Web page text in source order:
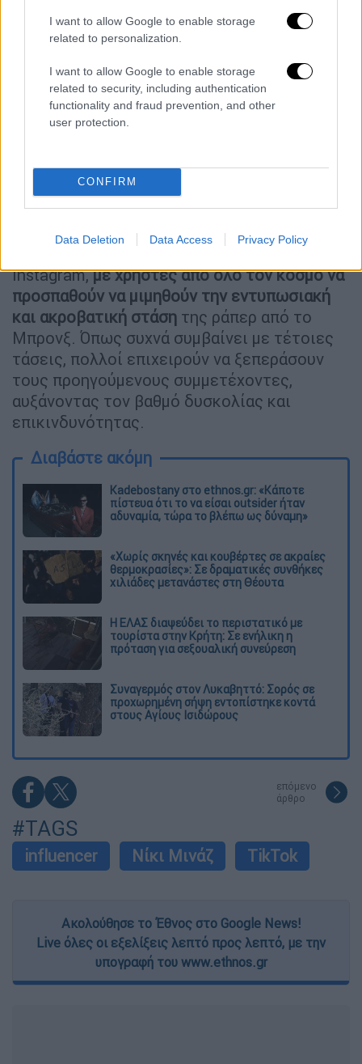
I want to allow Google to enable storage
related to personalization.
I want to allow Google to enable storage
related to security, including authentication
functionality and fraud prevention, and other
user protection.
CONFIRM
Data Deletion Data Access Privacy Policy
Ήταν η πρώτη μου προσπάθεια να
όσο χειρότερα μπορούσε
πικρία στην ανάρτησή της.
Το λεγόμενο «High School Challenge» έχει
Instagram,με χρήστες από όλο τον κόσμο να
προσπαθούν να μιμηθούν την εντυπωσιακή
και ακροβατική στάση της ράπερ από το
Μπρονξ. Όπως συχνά συμβαίνει με τέτοιες
τάσεις, πολλοί επιχειρούν να ξεπεράσουν
τους προηγούμενους συμμετέχοντες,
αυξάνοντας τον βαθμό δυσκολίας και
επικινδυνότητας.
Διαβάστε ακόμη
Kadebostany στο ethnos.gr: «Κάποτε
πίστευα ότι το να είσαι outsider ήταν
αδυναμία, τώρα το βλέπω ως δύναμη»
«Χωρίς σκηνές και κουβέρτες σε ακραίες
θερμοκρασίες»: Σε δραματικές συνθήκες
χιλιάδες μετανάστες στη Θέουτα
Η ΕΛΑΣ διαψεύδει το περιστατικό με
τουρίστα στην Κρήτη: Σε ενήλικη η
πρόταση για σεξουαλική συνεύρεση
Συναγερμός στον Λυκαβηττό: Σορός σε
προχωρημένη σήψη εντοπίστηκε κοντά
στους Αγίους Ισιδώρους
επόμενο
άρθρο
#TAGS
influencer Νίκι Μινάζ TikTok
Ακολούθησε το Έθνος στο Google News!
Live όλες οι εξελίξεις λεπτό προς λεπτό, με την
υπογραφή του www.ethnos.gr